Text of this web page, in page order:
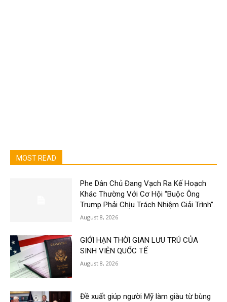
MOST READ
Phe Dân Chủ Đang Vạch Ra Kế Hoạch
Khác Thường Với Cơ Hội “Buộc Ông
Trump Phải Chịu Trách Nhiệm Giải Trình”.
August 8, 2026
GIỚI HẠN THỜI GIAN LƯU TRÚ CỦA
SINH VIÊN QUỐC TẾ
August 8, 2026
Đề xuất giúp người Mỹ làm giàu từ bùng